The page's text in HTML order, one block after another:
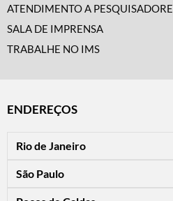
ATENDIMENTO A
SALA DE IMPRENSA
TRABALHE NO IMS
ENDEREÇOS
Rio de Janeiro
Horário de visitação: a programação
apresentada em instituições culturais
São Paulo